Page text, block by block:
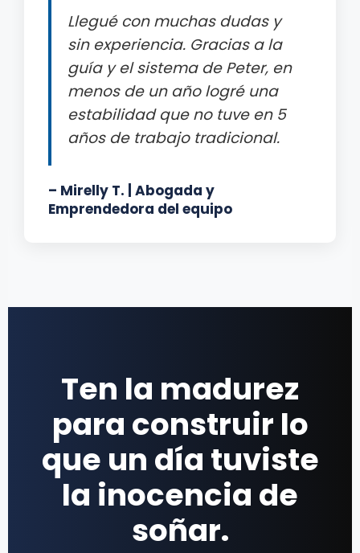
Llegué con muchas dudas y
sin experiencia. Gracias a la
guía y el sistema de Peter, en
menos de un año logré una
estabilidad que no tuve en 5
años de trabajo tradicional.
– Mirelly T. | Abogada y
Emprendedora del equipo
Ten la madurez
para construir lo
que un día tuviste
la inocencia de
soñar.